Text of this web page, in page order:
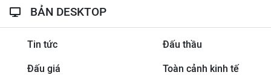
BẢN DESKTOP
Tin tức Đấu thầu
Đấu giá Toàn cảnh kinh tế